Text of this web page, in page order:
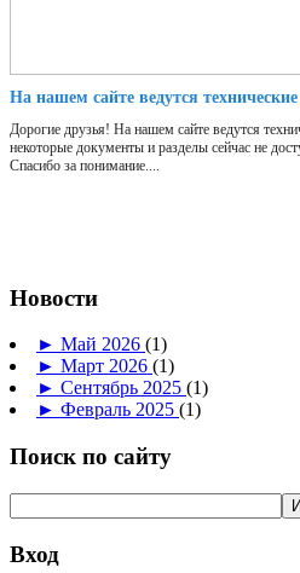
На нашем сайте ведутся
Дорогие друзья! На нашем сайте ведутся
некоторые документы и разделы сейчас не
Спасибо за понимание....
Новости
► Май 2026 (1)
► Март 2026 (1)
► Сентябрь 2025 (1)
► Февраль 2025 (1)
Поиск по сайту
Вход